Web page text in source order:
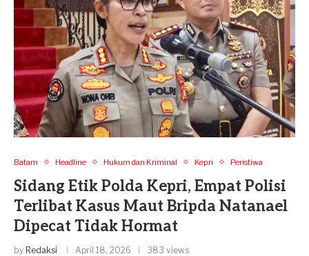
Batam Headline Hukum dan Kriminal Kepri Peristiwa
Sidang Etik Polda Kepri, Empat Polisi
Terlibat Kasus Maut Bripda Natanael
Dipecat Tidak Hormat
by Redaksi April 18, 2026 383 views